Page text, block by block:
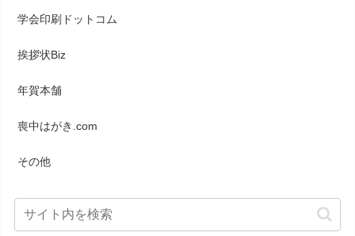
学会印刷ドットコム
挨拶状Biz
年賀本舗
喪中はがき.com
その他